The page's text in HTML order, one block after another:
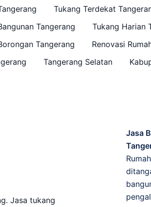
Tukang Terdekat
Tangerang
Tukang Harian
Tangerang
Renovasi
Tangerang Selatan
Jasa tukang
Jasa